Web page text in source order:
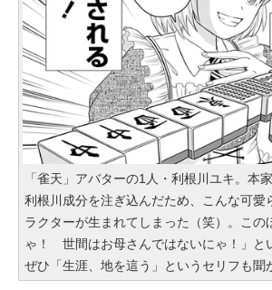
「雀天」アバターの1人・利根川ユキ。本
利根川成分を注ぎ込んだため、こんな可愛
ラクターが生まれてしまった（笑）。この
ゃ！ 世間はお母さんではないにゃ！」と
ぜひ「生涯、地を這う」というセリフも聞